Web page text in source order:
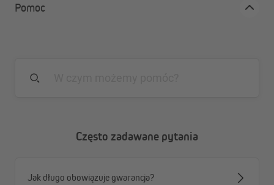
Pomoc
Często zadawane pytania
Jak długo obowiązuje gwarancja?